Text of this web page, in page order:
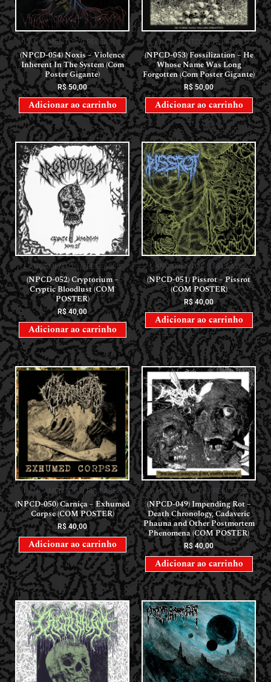
LANÇAMENTOS // RELEASES
(NPCD-054) Noxis – Violence
Inherent In The System (Com
Poster Gigante)
R$50,00
Adicionar ao carrinho
LANÇAMENTOS // RELEASES
(NPCD-053) Fossilization – He
Whose Name Was Long
Forgotten (Com Poster Gigante)
R$ 50,00
Adicionar ao carrinho
LANÇAMENTOS // RELEASES
(NPCD-052) Cryptorium –
Cryptic Bloodlust (COM
POSTER)
R$40,00
Adicionar ao carrinho
LANÇAMENTOS // RELEASES
(NPCD-051) Pissrot – Pissrot
(COM POSTER)
R$40,00
Adicionar ao carrinho
LANÇAMENTOS // RELEASES
(NPCD-050) Carniça – Exhumed
Corpse (COM POSTER)
R$40,00
Adicionar ao carrinho
LANÇAMENTOS // RELEASES
(NPCD-049) Impending Rot –
Death Chronology, Cadaveric
Phauna and Other Postmortem
Phenomena (COM POSTER)
R$40,00
Adicionar ao carrinho